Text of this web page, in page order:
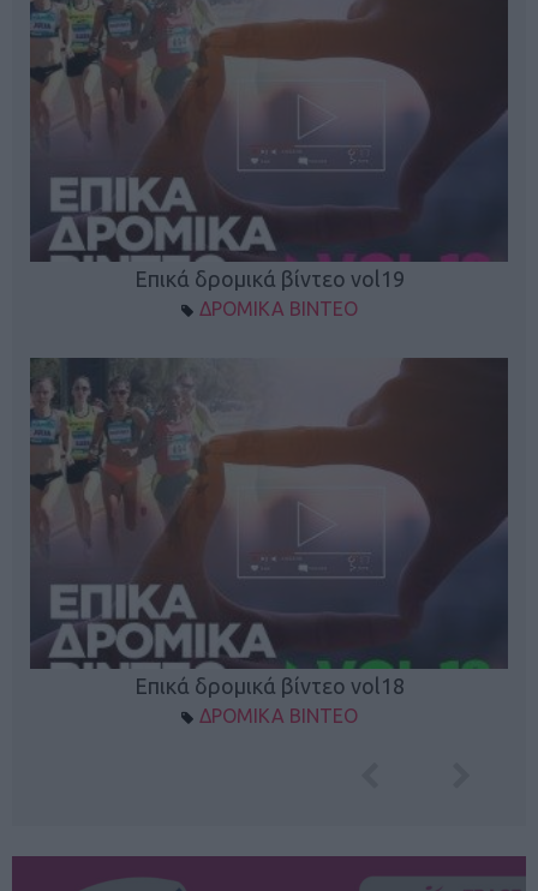
Επικά δρομικά βίντεο vol19
ΔΡΟΜΙΚΑ ΒΙΝΤΕΟ
Επικά δρομικά βίντεο vol18
ΔΡΟΜΙΚΑ ΒΙΝΤΕΟ